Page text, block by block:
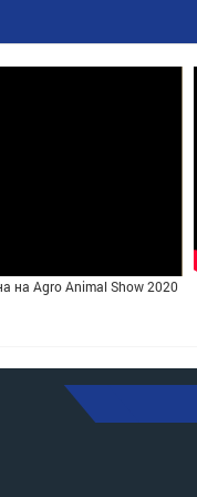
на Agro Animal Show 2020